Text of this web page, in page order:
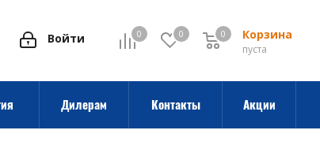
0 0 Корзина
0
пуста
0
Войти
Дилерам Контакты Акции